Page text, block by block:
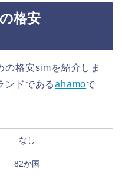
格安
の格安simを紹介しま
ンドであるahamoで
なし
82か国